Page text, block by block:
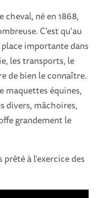
cheval, né en 1868,
C'est qu'au
importante dans
les transports, le
de bien le connaître.
maquettes équines,
divers, mâchoires,
grandement le
prêté à l'exercice des